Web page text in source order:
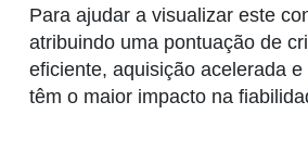
Para ajudar a visualizar este
atribuindo uma pontuação de
eficiente, aquisição acelerada
têm o maior impacto na